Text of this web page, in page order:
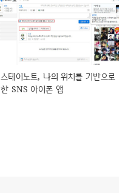
스테이노트, 나의 위치를 기반으로
한 SNS 아이폰 앱